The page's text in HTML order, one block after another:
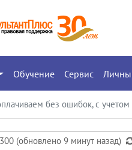
Обучение Сервис
без ошибок, с учетом
(обновлено 9 минут назад)